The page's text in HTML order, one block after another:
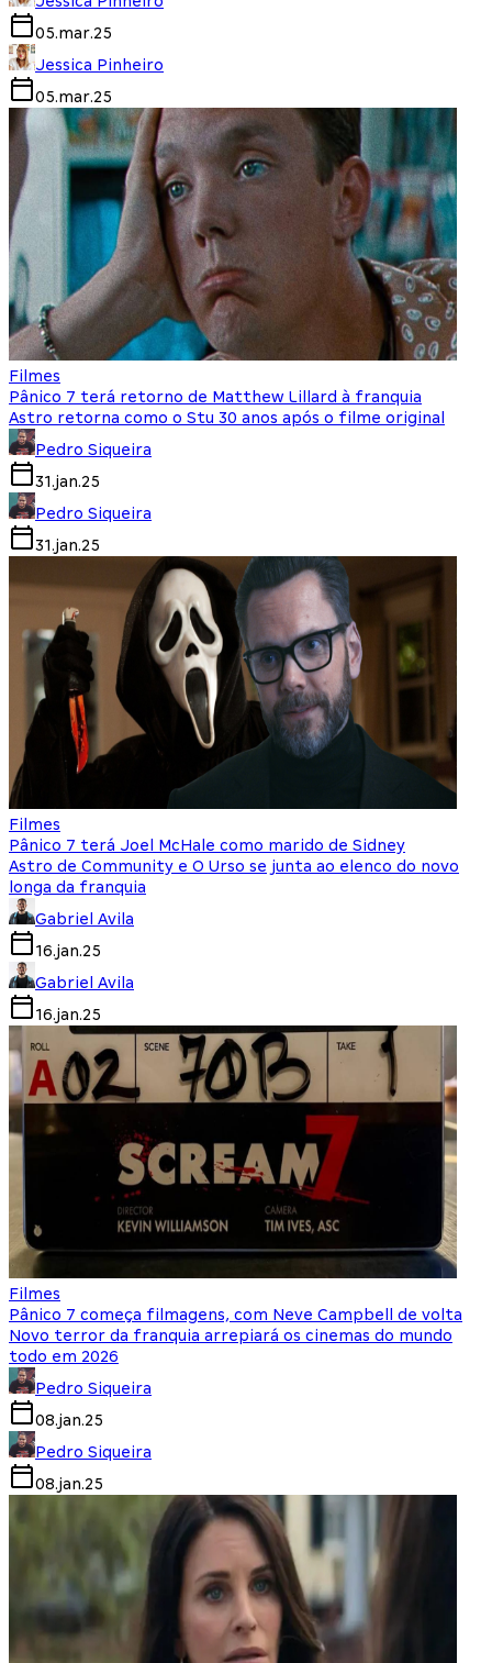
05.mar.25
Jessica Pinheiro
05.mar.25
Filmes
Pânico 7 terá retorno de Matthew Lillard à franquia
Astro retorna como o Stu 30 anos após o filme original
Pedro Siqueira
31.jan.25
Pedro Siqueira
31.jan.25
Filmes
Pânico 7 terá Joel McHale como marido de Sidney
Astro de Community e O Urso se junta ao elenco do novo
longa da franquia
Gabriel Avila
16.jan.25
Gabriel Avila
16.jan.25
Filmes
Pânico 7 começa filmagens, com Neve Campbell de volta
Novo terror da franquia arrepiará os cinemas do mundo
todo em 2026
Pedro Siqueira
08.jan.25
Pedro Siqueira
08.jan.25